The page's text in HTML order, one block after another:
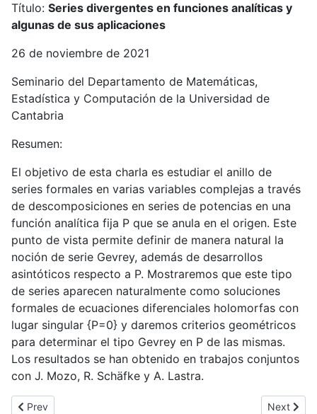
Título: Series divergentes en funciones analíticas y
algunas de sus aplicaciones
26 de noviembre de 2021
Seminario del Departamento de Matemáticas,
Estadística y Computación de la Universidad de
Cantabria
Resumen:
El objetivo de esta charla es estudiar el anillo de
series formales en varias variables complejas a través
de descomposiciones en series de potencias en una
función analítica fija P que se anula en el origen. Este
punto de vista permite definir de manera natural la
noción de serie Gevrey, además de desarrollos
asintóticos respecto a P. Mostraremos que este tipo
de series aparecen naturalmente como soluciones
formales de ecuaciones diferenciales holomorfas con
lugar singular {P=0} y daremos criterios geométricos
para determinar el tipo Gevrey en P de las mismas.
Los resultados se han obtenido en trabajos conjuntos
con J. Mozo, R. Schäfke y A. Lastra.
Previous article: Conferencia Beatriz Molina en Universidad
Prev Next
Next